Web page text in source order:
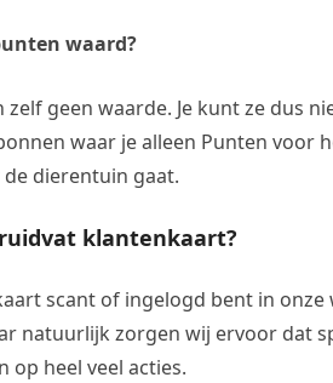
waard?
zelf geen waarde. Je kunt ze dus
waar je alleen Punten voor
dierentuin gaat.
klantenkaart?
scant of ingelogd bent in
natuurlijk zorgen wij ervoor dat
op heel veel acties.